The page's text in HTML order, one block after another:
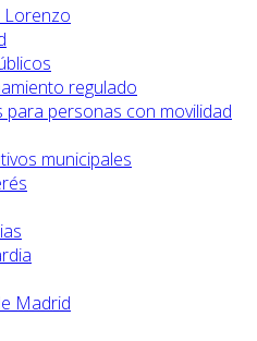
Lorenzo
regulado
para personas con movilidad
municipales
Madrid